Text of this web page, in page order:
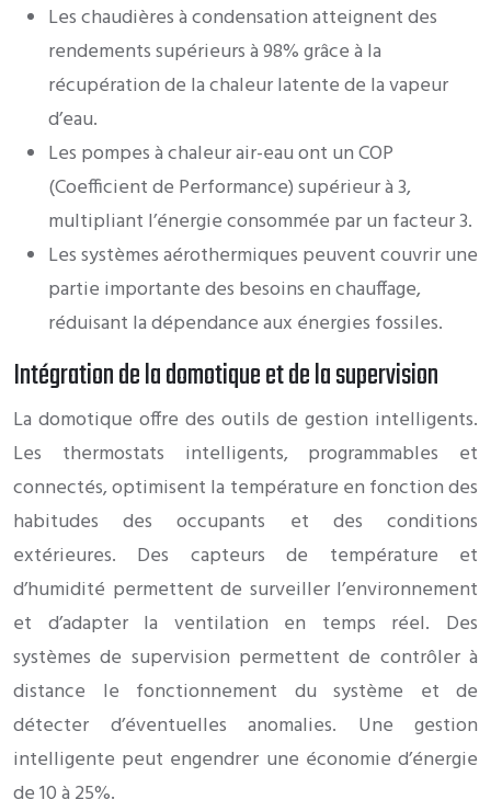
Les chaudières à condensation atteignent des
rendements supérieurs à 98% grâce à la
récupération de la chaleur latente de la vapeur
d’eau.
Les pompes à chaleur air-eau ont un COP
(Coefficient de Performance) supérieur à 3,
multipliant l’énergie consommée par un facteur 3.
Les systèmes aérothermiques peuvent couvrir une
partie importante des besoins en chauffage,
réduisant la dépendance aux énergies fossiles.
Intégration de la domotique et de la supervision
La domotique offre des outils de gestion intelligents.
Les thermostats intelligents, programmables et
connectés, optimisent la température en fonction des
habitudes des occupants et des conditions
extérieures. Des capteurs de température et
d’humidité permettent de surveiller l’environnement
et d’adapter la ventilation en temps réel. Des
systèmes de supervision permettent de contrôler à
distance le fonctionnement du système et de
détecter d’éventuelles anomalies. Une gestion
intelligente peut engendrer une économie d’énergie
de 10 à 25%.